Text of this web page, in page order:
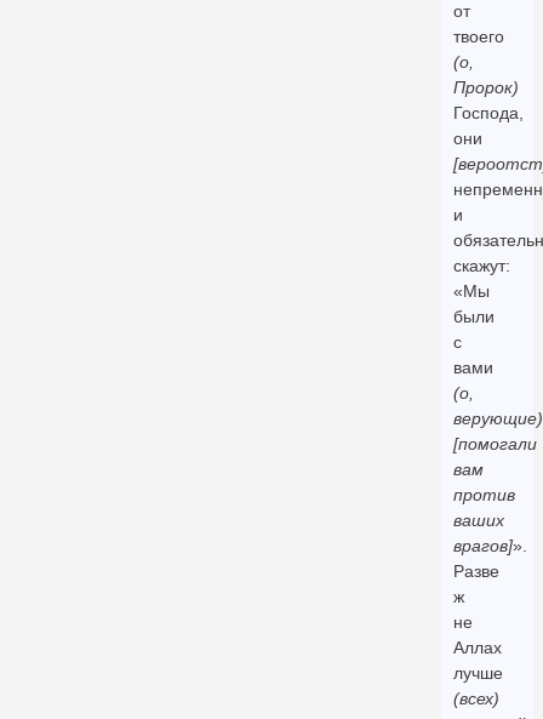
от
твоего
(о,
Пророк)
Господа,
они
и
скажут:
«Мы
были
с
вами
(о,
верующие)
[помогали
вам
против
ваших
врагов]».
Разве
ж
не
Аллах
лучше
(всех)